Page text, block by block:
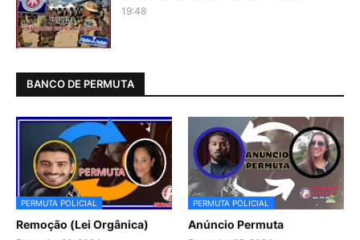
19:48
BANCO DE PERMUTA
PERMUTA POLICIAL
Remoção (Lei Orgânica)
PERMUTA POLICIAL
Anúncio Permuta